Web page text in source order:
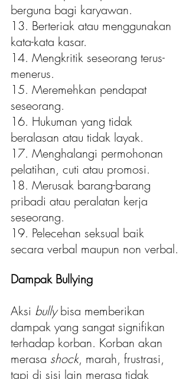
berguna bagi karyawan.
13. Berteriak atau menggunakan
kata-kata kasar.
14. Mengkritik seseorang terus-
menerus.
15. Meremehkan pendapat
seseorang.
16. Hukuman yang tidak
beralasan atau tidak layak.
17. Menghalangi permohonan
pelatihan, cuti atau promosi.
18. Merusak barang-barang
pribadi atau peralatan kerja
seseorang.
19. Pelecehan seksual baik
secara verbal maupun non verbal.
Dampak Bullying
Aksi bully bisa memberikan
dampak yang sangat signifikan
terhadap korban. Korban akan
merasa shock, marah, frustrasi,
tapi di sisi lain merasa tidak